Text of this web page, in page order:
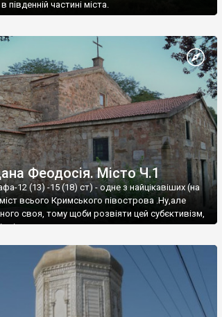
південній частині міста.
Феодосія. Місто Ч.1
12 (13) -15 (18) ст) - одне з найцікавіших (на
всього Кримського півострова .Ну,але
своя, тому щоби розвіяти цей субєктивізм,
це